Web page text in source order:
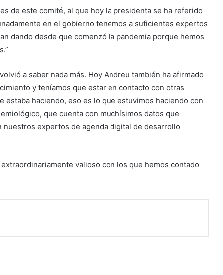
de este comité, al que hoy la presidenta se ha referido
en el gobierno tenemos a suficientes expertos
dando desde que comenzó la pandemia porque hemos
a saber nada más. Hoy Andreu también ha afirmado
y teníamos que estar en contacto con otras
estaba haciendo, eso es lo que estuvimos haciendo con
que cuenta con muchísimos datos que
expertos de agenda digital de desarrollo
valioso con los que hemos contado